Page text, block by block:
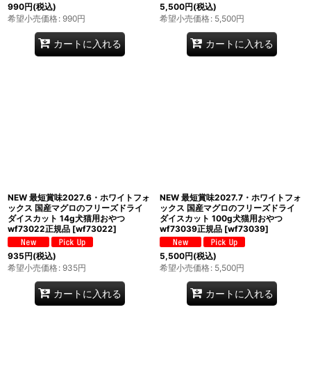
990円(税込)
希望小売価格: 990円
カートに入れる
5,500円(税込)
希望小売価格: 5,500円
カートに入れる
NEW 最短賞味2027.6・ホワイトフォ
ックス 国産マグロのフリーズドライ
ダイスカット 14g犬猫用おやつ
wf73022正規品 [wf73022]
935円(税込)
希望小売価格: 935円
カートに入れる
NEW 最短賞味2027.7・ホワイトフォ
ックス 国産マグロのフリーズドライ
ダイスカット 100g犬猫用おやつ
wf73039正規品 [wf73039]
5,500円(税込)
希望小売価格: 5,500円
カートに入れる